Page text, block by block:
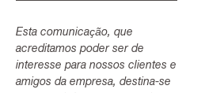
Esta comunicação, que
acreditamos poder ser de
interesse para nossos clientes e
amigos da empresa, destina-se